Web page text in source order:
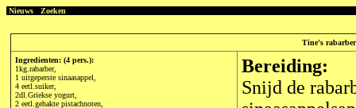
Nieuws Zoeken
Tine's
Ingredienten: (4 pers.):
1kg.rabarber,
1 uitgeperste sinaasappel,
4 eetl.suiker,
2dl.Griekse yogurt,
2 eetl.gehakte pistachnoten,
Bereiding:
Snijd de